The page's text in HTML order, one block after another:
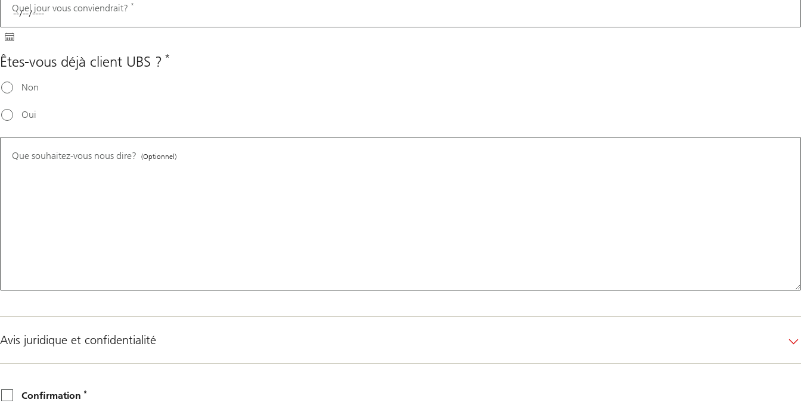
Quel jour vous conviendrait? *
Êtes-vous déjà client UBS ? *
Non
Oui
Que souhaitez-vous nous dire? (Optionnel)
Avis juridique et confidentialité
Confirmation
Confirmation *